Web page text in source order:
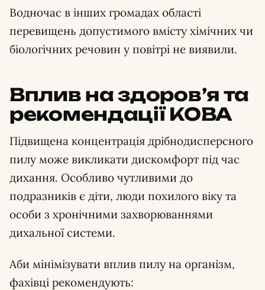
Водночас в інших громадах області
перевищень допустимого вмісту хімічних чи
біологічних речовин у повітрі не виявили.
Вплив на здоров’я та
рекомендації КОВА
Підвищена концентрація дрібнодисперсного
пилу може викликати дискомфорт під час
дихання. Особливо чутливими до
подразників є діти, люди похилого віку та
особи з хронічними захворюваннями
дихальної системи.
Аби мінімізувати вплив пилу на організм,
фахівці рекомендують: